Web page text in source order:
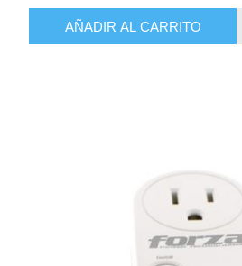
AÑADIR AL CARRITO